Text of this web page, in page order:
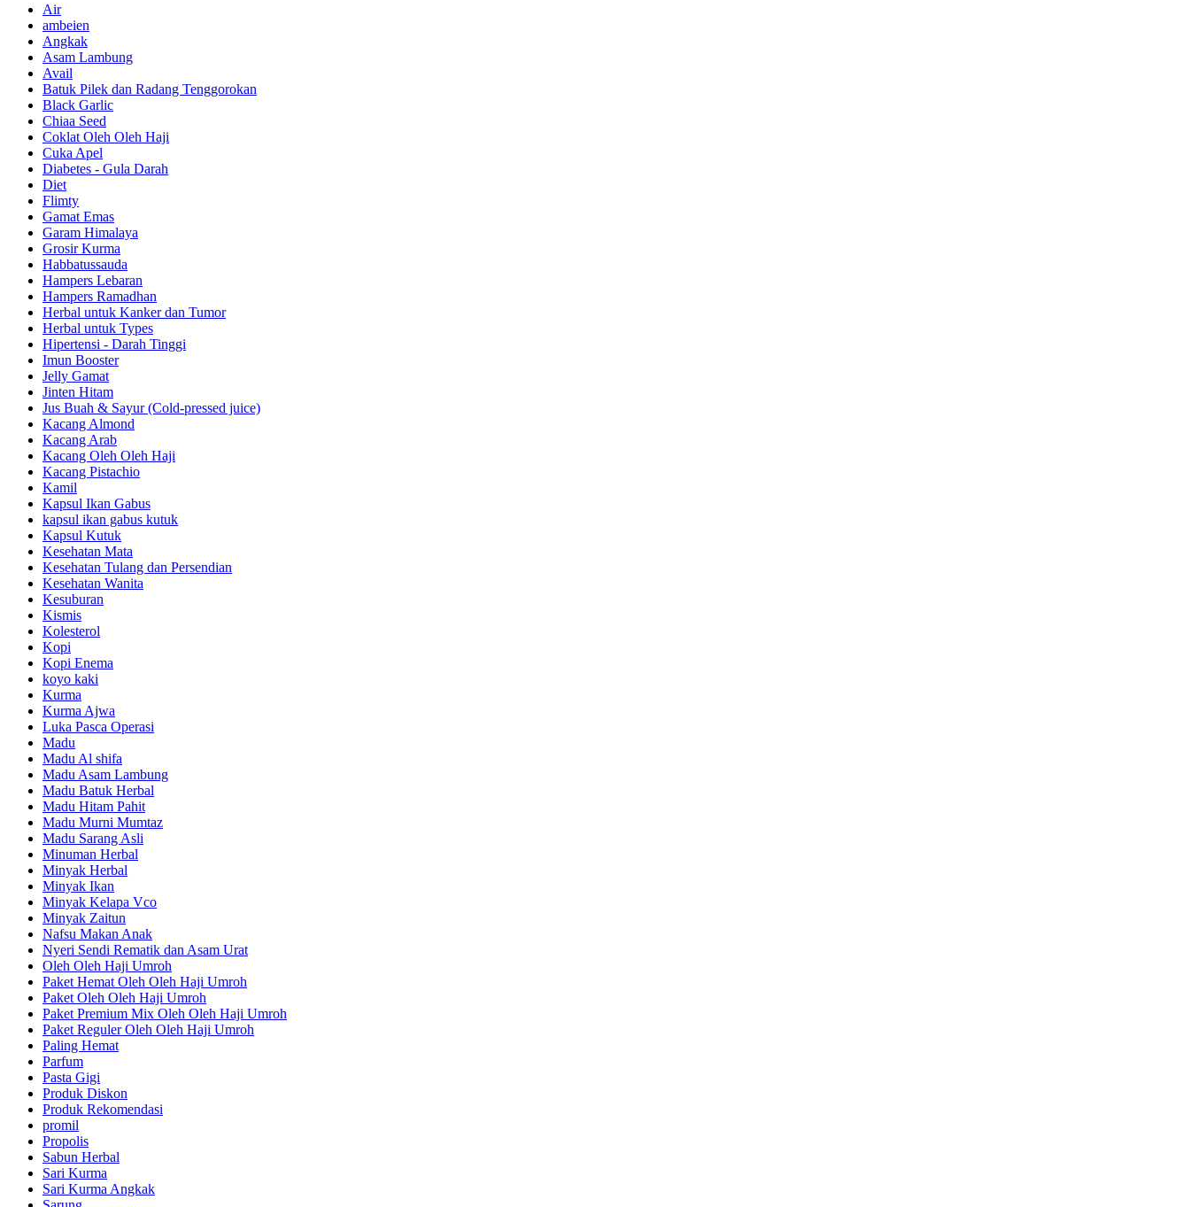
Air
ambeien
Angkak
Asam Lambung
Avail
Batuk Pilek dan Radang Tenggorokan
Black Garlic
Chiaa Seed
Coklat Oleh Oleh Haji
Cuka Apel
Diabetes - Gula Darah
Diet
Flimty
Gamat Emas
Garam Himalaya
Grosir Kurma
Habbatussauda
Hampers Lebaran
Hampers Ramadhan
Herbal untuk Kanker dan Tumor
Herbal untuk Types
Hipertensi - Darah Tinggi
Imun Booster
Jelly Gamat
Jinten Hitam
Jus Buah & Sayur (Cold-pressed juice)
Kacang Almond
Kacang Arab
Kacang Oleh Oleh Haji
Kacang Pistachio
Kamil
Kapsul Ikan Gabus
kapsul ikan gabus kutuk
Kapsul Kutuk
Kesehatan Mata
Kesehatan Tulang dan Persendian
Kesehatan Wanita
Kesuburan
Kismis
Kolesterol
Kopi
Kopi Enema
koyo kaki
Kurma
Kurma Ajwa
Luka Pasca Operasi
Madu
Madu Al shifa
Madu Asam Lambung
Madu Batuk Herbal
Madu Hitam Pahit
Madu Murni Mumtaz
Madu Sarang Asli
Minuman Herbal
Minyak Herbal
Minyak Ikan
Minyak Kelapa Vco
Minyak Zaitun
Nafsu Makan Anak
Nyeri Sendi Rematik dan Asam Urat
Oleh Oleh Haji Umroh
Paket Hemat Oleh Oleh Haji Umroh
Paket Oleh Oleh Haji Umroh
Paket Premium Mix Oleh Oleh Haji Umroh
Paket Reguler Oleh Oleh Haji Umroh
Paling Hemat
Parfum
Pasta Gigi
Produk Diskon
Produk Rekomendasi
promil
Propolis
Sabun Herbal
Sari Kurma
Sari Kurma Angkak